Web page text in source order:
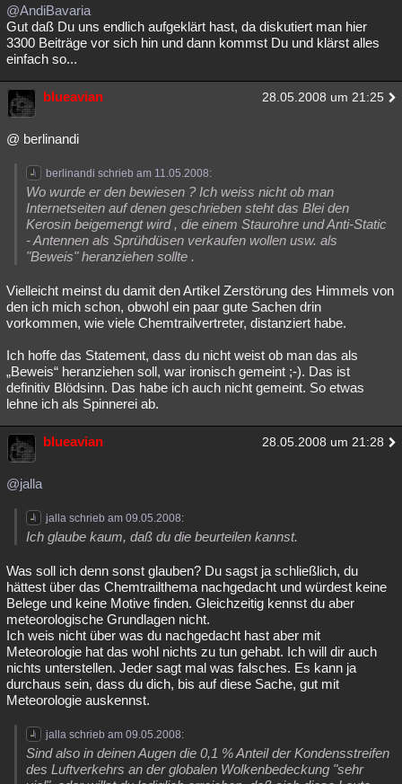
@AndiBavaria
Gut daß Du uns endlich aufgeklärt hast, da diskutiert man hier
3300 Beiträge vor sich hin und dann kommst Du und klärst alles
einfach so...
blueavian 28.05.2008 um 21:25
@ berlinandi
berlinandi schrieb am 11.05.2008:
Wo wurde er den bewiesen ? Ich weiss nicht ob man
Internetseiten auf denen geschrieben steht das Blei den
Kerosin beigemengt wird , die einem Staurohre und Anti-Static
- Antennen als Sprühdüsen verkaufen wollen usw. als
"Beweis" heranziehen sollte .
Vielleicht meinst du damit den Artikel Zerstörung des Himmels von
den ich mich schon, obwohl ein paar gute Sachen drin
vorkommen, wie viele Chemtrailvertreter, distanziert habe.
Ich hoffe das Statement, dass du nicht weist ob man das als
„Beweis“ heranziehen soll, war ironisch gemeint ;-). Das ist
definitiv Blödsinn. Das habe ich auch nicht gemeint. So etwas
lehne ich als Spinnerei ab.
blueavian 28.05.2008 um 21:28
@jalla
jalla schrieb am 09.05.2008:
Ich glaube kaum, daß du die beurteilen kannst.
Was soll ich denn sonst glauben? Du sagst ja schließlich, du
hättest über das Chemtrailthema nachgedacht und würdest keine
Belege und keine Motive finden. Gleichzeitig kennst du aber
meteorologische Grundlagen nicht.
Ich weis nicht über was du nachgedacht hast aber mit
Meteorologie hat das wohl nichts zu tun gehabt. Ich will dir auch
nichts unterstellen. Jeder sagt mal was falsches. Es kann ja
durchaus sein, dass du dich, bis auf diese Sache, gut mit
Meteorologie auskennst.
jalla schrieb am 09.05.2008:
Sind also in deinen Augen die 0,1 % Anteil der Kondensstreifen
des Luftverkehrs an der globalen Wolkenbedeckung "sehr